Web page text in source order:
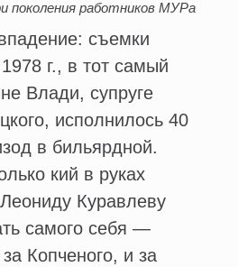
поколения работников МУРа
съемки
г., в тот самый
Влади, супруге
исполнилось 40
в бильярдной.
кий в руках
Куравлеву
самого себя —
Копченого, и за